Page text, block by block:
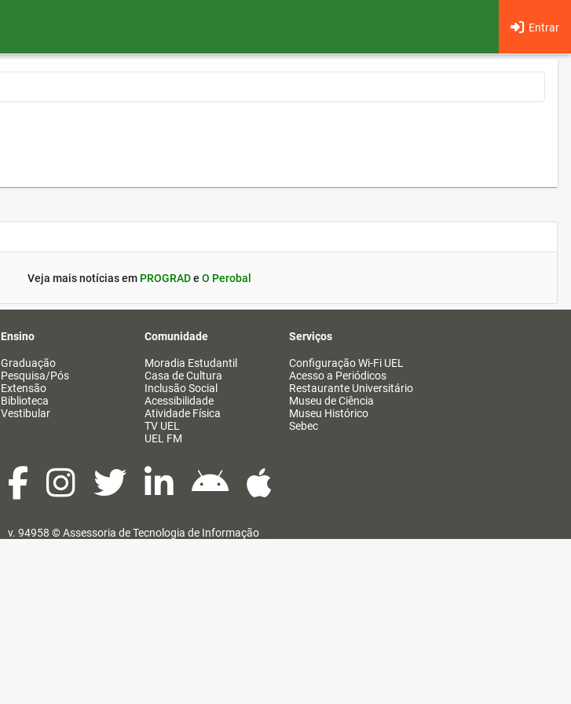
Entrar
Veja mais notícias em PROGRADe O Perobal
Ensino
Graduação
Pesquisa/Pós
Extensão
Biblioteca
Vestibular
Comunidade
Moradia Estudantil
Casa de Cultura
Inclusão Social
Acessibilidade
Atividade Física
TV UEL
UEL FM
Serviços
Configuração Wi-Fi UEL
Acesso a Periódicos
Restaurante Universitário
Museu de Ciência
Museu Histórico
Sebec
v. 94958 ©Assessoria de Tecnologia de Informação